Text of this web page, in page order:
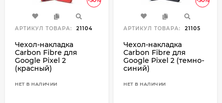
АРТИКУЛ ТОВАРА: 21104
Чехол-накладка
Carbon Fibre для
Google Pixel 2
(красный)
НЕТ В НАЛИЧИИ
АРТИКУЛ ТОВАРА: 21105
Чехол-накладка
Carbon Fibre для
Google Pixel 2 (темно-
синий)
НЕТ В НАЛИЧИИ